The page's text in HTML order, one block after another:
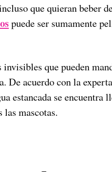
que quieran beber
puede ser sumamente
que pueden
De acuerdo con la
estancada se encuentra
las mascotas.